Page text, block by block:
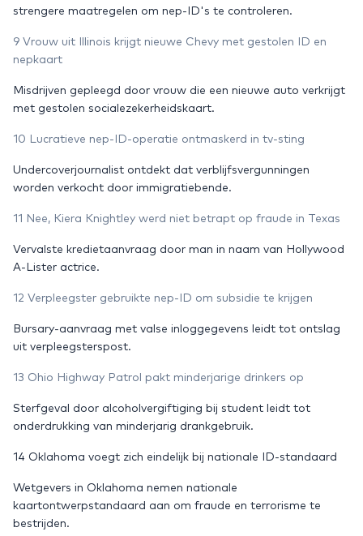
strengere maatregelen om nep-ID's te controleren.
9 Vrouw uit Illinois krijgt nieuwe Chevy met gestolen ID en
nepkaart
Misdrijven gepleegd door vrouw die een nieuwe auto verkrijgt
met gestolen socialezekerheidskaart.
10 Lucratieve nep-ID-operatie ontmaskerd in tv-sting
Undercoverjournalist ontdekt dat verblijfsvergunningen
worden verkocht door immigratiebende.
11 Nee, Kiera Knightley werd niet betrapt op fraude in Texas
Vervalste kredietaanvraag door man in naam van Hollywood
A-Lister actrice.
12 Verpleegster gebruikte nep-ID om subsidie te krijgen
Bursary-aanvraag met valse inloggegevens leidt tot ontslag
uit verpleegsterspost.
13 Ohio Highway Patrol pakt minderjarige drinkers op
Sterfgeval door alcoholvergiftiging bij student leidt tot
onderdrukking van minderjarig drankgebruik.
14 Oklahoma voegt zich eindelijk bij nationale ID-standaard
Wetgevers in Oklahoma nemen nationale
kaartontwerpstandaard aan om fraude en terrorisme te
bestrijden.